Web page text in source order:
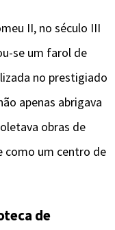
II, no século III
se um farol de
no prestigiado
apenas abrigava
obras de
como um centro de
de